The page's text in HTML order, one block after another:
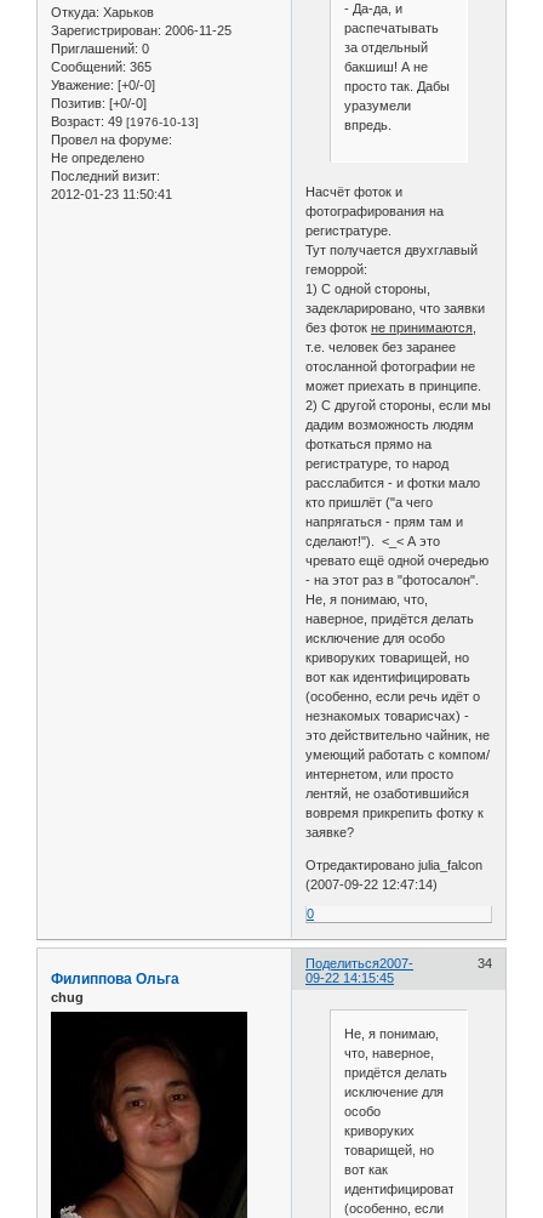
Откуда: Харьков
Зарегистрирован: 2006-11-25
Приглашений: 0
Сообщений: 365
Уважение: [+0/-0]
Позитив: [+0/-0]
Возраст: 49 [1976-10-13]
Провел на форуме:
Не определено
Последний визит:
2012-01-23 11:50:41
- Да-да, и
распечатывать
за отдельный
бакшиш! А не
просто так. Дабы
уразумели
впредь.
Насчёт фоток и
фотографирования на
регистратуре.
Тут получается двухглавый
геморрой:
1) С одной стороны,
задекларировано, что заявки
без фотокне принимаются
т.е. человек без заранее
отосланной фотографии не
может приехать в принципе.
2) С другой стороны, если мы
дадим возможность людям
фоткаться прямо на
регистратуре, то народ
расслабится - и фотки мало
кто пришлёт ("а чего
напрягаться - прям там и
сделают!"). <_< А это
чревато ещё одной очередью
- на этот раз в "фотосалон".
Не, я понимаю, что,
наверное, придётся делать
исключение для особо
криворуких товарищей, но
вот как идентифицировать
(особенно, если речь идёт о
незнакомых товарисчах) -
это действительно чайник, не
умеющий работать с компом/
интернетом, или просто
лентяй, не озаботившийся
вовремя прикрепить фотку к
заявке?
Отредактировано julia_falcon
(2007-09-22 12:47:14)
0
Поделиться 34
2007-
09-22 14:15:45
Филиппова Ольга
chug
Не, я понимаю,
что, наверное,
придётся делать
исключение для
особо
криворуких
товарищей, но
вот как
идентифицировать
(особенно, если